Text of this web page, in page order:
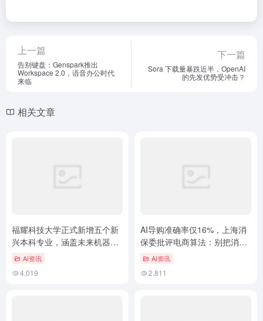
上一篇
告别键盘：Genspark推出
Workspace 2.0，语音办公时代
来临
下一篇
Sora 下载量暴跌近半，OpenAI
的先发优势受冲击？
相关文章
福耀科技大学正式新增五个新
兴本科专业，涵盖未来机器
人、人工智能等领域
AI资讯
4,019
AI导购准确率仅16%，上海消
保委批评电商算法：别把消费
者当韭菜
AI资讯
2,811